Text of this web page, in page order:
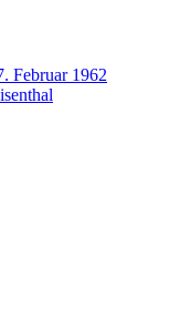
Februar 1962